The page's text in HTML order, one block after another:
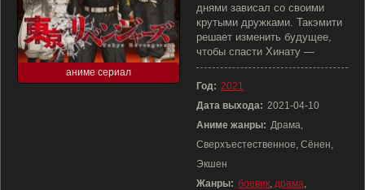
аниме сериал
днями зависал со своими
крутыми дружками. Такэмити
решает изменить будущее,
чтобы спасти Хинату —
Год: 2021
Дата выхода: 2021-04-10
Аниме жанры: Драма,
Сверхъестественное, Сёнен,
Экшен
Жанры: боевик, драма,